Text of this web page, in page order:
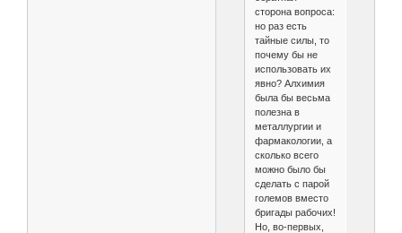
сторона вопроса:
но раз есть
тайные силы, то
почему бы не
использовать их
явно? Алхимия
была бы весьма
полезна в
металлургии и
фармакологии, а
сколько всего
можно было бы
сделать с парой
големов вместо
бригады рабочих!
Но, во-первых,